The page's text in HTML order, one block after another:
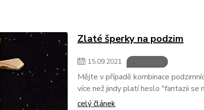
Zlaté šperky na podzim
15.09.2021
Mějte v případě kombinace
více než jindy platí heslo "fantazii se
celý článek